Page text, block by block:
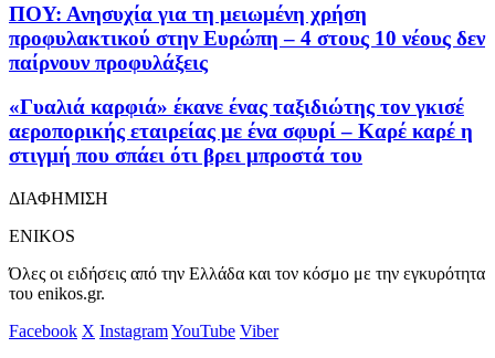
ΠΟΥ: Ανησυχία για τη μειωμένη χρήση
προφυλακτικού στην Ευρώπη – 4 στους 10 νέους δεν
παίρνουν προφυλάξεις
«Γυαλιά καρφιά» έκανε ένας ταξιδιώτης τον γκισέ
αεροπορικής εταιρείας με ένα σφυρί – Καρέ καρέ η
στιγμή που σπάει ότι βρει μπροστά του
ΔΙΑΦΗΜΙΣΗ
ENIKOS
Όλες οι ειδήσεις από την Ελλάδα και τον κόσμο με την εγκυρότητα
του enikos.gr.
Facebook X InstagramYouTube Viber